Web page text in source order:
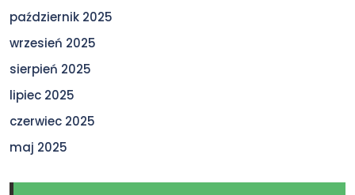
październik 2025
wrzesień 2025
sierpień 2025
lipiec 2025
czerwiec 2025
maj 2025